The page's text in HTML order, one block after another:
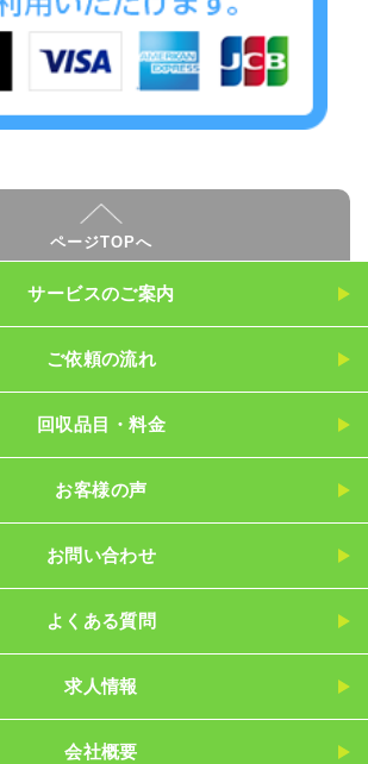
ページTOPへ
サービスのご案内
ご依頼の流れ
回収品目・料金
お客様の声
お問い合わせ
よくある質問
求人情報
会社概要